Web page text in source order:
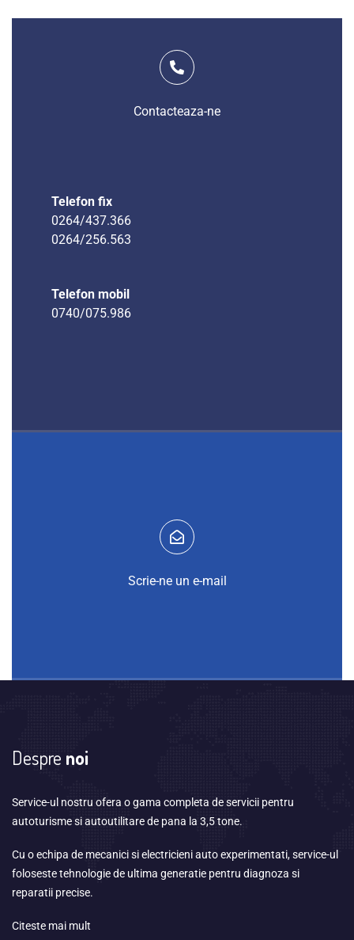
Contacteaza-ne
Telefon fix
0264/437.366
0264/256.563
Telefon mobil
0740/075.986
Scrie-ne un e-mail
Despre noi
Service-ul nostru ofera o gama completa de servicii pentru
autoturisme si autoutilitare de pana la 3,5 tone.
Cu o echipa de mecanici si electricieni auto experimentati, service-ul
foloseste tehnologie de ultima generatie pentru diagnoza si
reparatii precise.
Citeste mai mult